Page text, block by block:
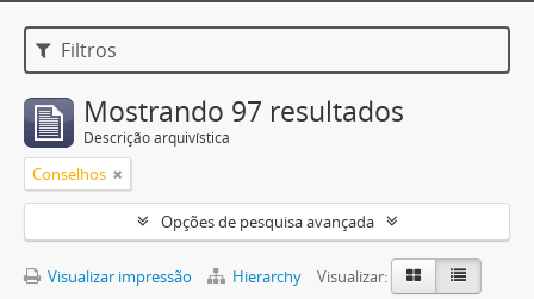
Filtros
Mostrando 97 resultados
Descrição arquivística
Conselhos
Opções de pesquisa avançada
Visualizar impressão Hierarchy
Visualizar: